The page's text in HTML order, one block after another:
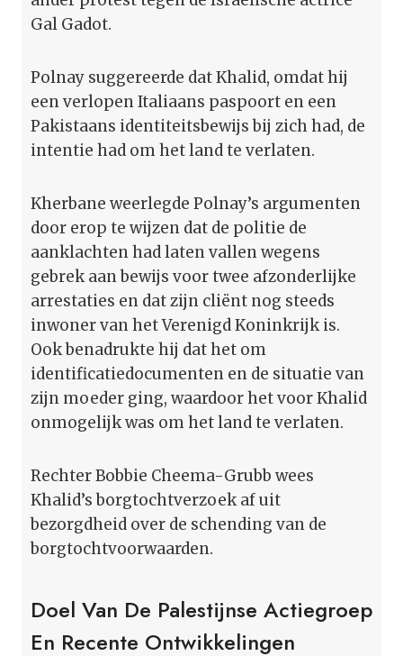
Gal Gadot.
Polnay suggereerde dat Khalid, omdat hij
een verlopen Italiaans paspoort en een
Pakistaans identiteitsbewijs bij zich had, de
intentie had om het land te verlaten.
Kherbane weerlegde Polnay’s argumenten
door erop te wijzen dat de politie de
aanklachten had laten vallen wegens
gebrek aan bewijs voor twee afzonderlijke
arrestaties en dat zijn cliënt nog steeds
inwoner van het Verenigd Koninkrijk is.
Ook benadrukte hij dat het om
identificatiedocumenten en de situatie van
zijn moeder ging, waardoor het voor Khalid
onmogelijk was om het land te verlaten.
Rechter Bobbie Cheema-Grubb wees
Khalid’s borgtochtverzoek af uit
bezorgdheid over de schending van de
borgtochtvoorwaarden.
Doel Van De Palestijnse Actiegroep
En Recente Ontwikkelingen